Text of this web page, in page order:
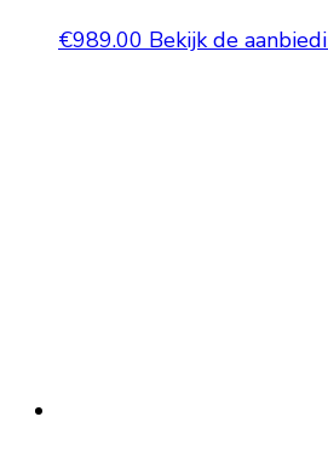
€989.00 Bekijk de